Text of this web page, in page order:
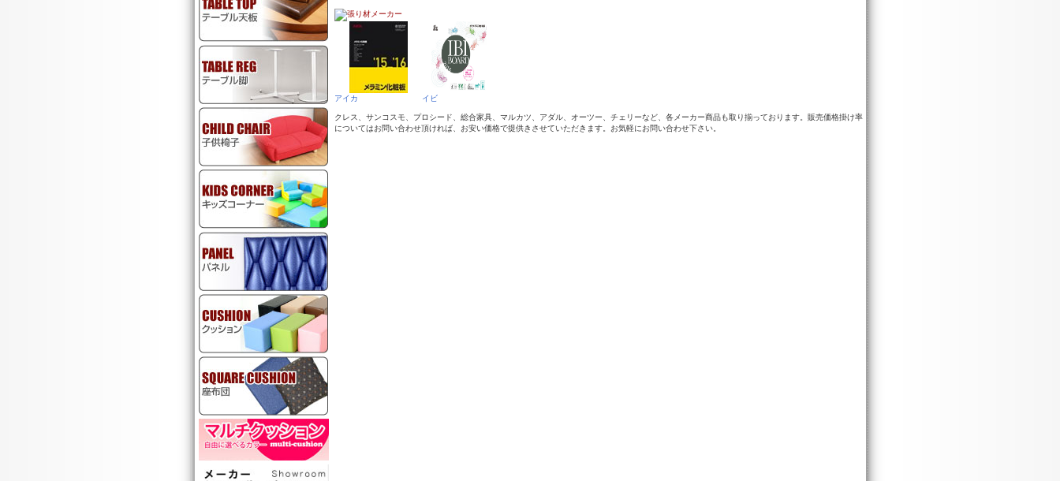
アイカ イビ
クレス、サンコスモ、プロシード、総合家具、マルカツ、アダル、オーツー、チェリーなど、各メーカー商品も取り揃っております。販売価格掛け率
についてはお問い合わせ頂ければ、お安い価格で提供きさせていただきます。お気軽にお問い合わせ下さい。